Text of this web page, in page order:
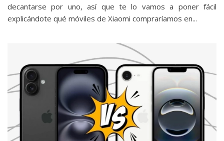
decantarse por uno, así que te lo vamos a poner fácil
explicándote qué móviles de Xiaomi compraríamos en...